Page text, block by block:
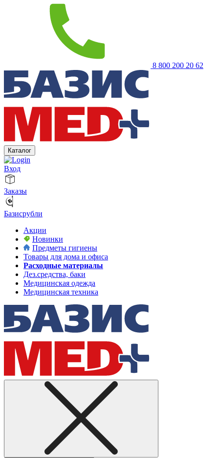
8 800 200 20 62
Каталог
Вход
Заказы
Базисрубли
Акции
Новинки
Предметы гигиены
Товары для дома и офиса
Расходные материалы
Дез.средства, баки
Медицинская одежда
Медицинская техника